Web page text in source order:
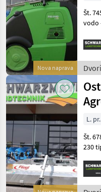
Nova naprava
Št. 74549
vodo
20-
/ IPC
L.
Št. 67895
230
230
levo